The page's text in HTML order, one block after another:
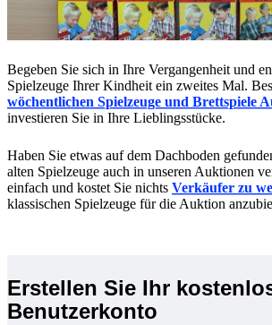
Begeben Sie sich in Ihre Vergangenheit und
Spielzeuge Ihrer Kindheit ein zweites Mal.
wöchentlichen Spielzeuge und Brettspiele
investieren Sie in Ihre Lieblingsstücke.
Haben Sie etwas auf dem Dachboden
alten Spielzeuge auch in unseren Auktionen
einfach und kostet Sie nichts Verkäufer zu
klassischen Spielzeuge für die Auktion
Erstellen Sie Ihr
Benutzerkonto